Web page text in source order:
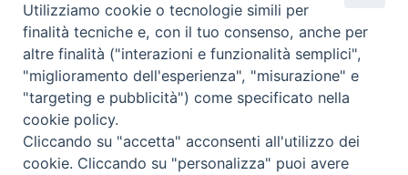
10.00 alle 12.00
UFFICI ECONOMATO E AMMINISTRAZIONE Lunedì e
Mercoledì, dalle 10.00 alle 12.30
UFFICIO BENI CULTURALI Lunedì, Mercoledì,
Venerdì, dalle 10.00 alle 12.30
Utilizziamo cookie o tecnologie simili per
finalità tecniche e, con il tuo consenso, anche per
altre finalità ("interazioni e funzionalità semplici",
"miglioramento dell'esperienza", "misurazione" e
"targeting e pubblicità") come specificato nella
cookie policy.
Cliccando su "accetta" acconsenti all'utilizzo dei
cookie. Cliccando su "personalizza" puoi avere